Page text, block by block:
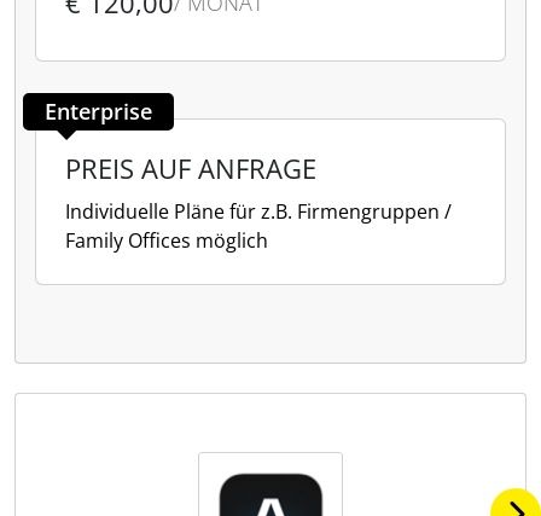
Enterprise
PREIS AUF ANFRAGE
Individuelle Pläne für z.B. Firmengruppen /
Family Offices möglich